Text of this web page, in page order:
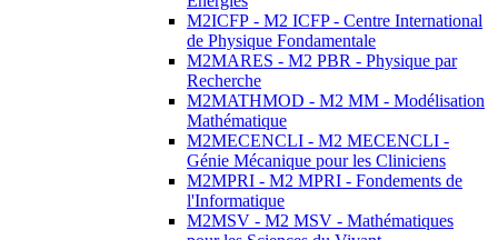
M2ICFP - M2 ICFP - Centre International
de Physique Fondamentale
M2MARES - M2 PBR - Physique par
Recherche
M2MATHMOD - M2 MM - Modélisation
Mathématique
M2MECENCLI - M2 MECENCLI -
Génie Mécanique pour les Cliniciens
M2MPRI - M2 MPRI - Fondements de
l'Informatique
M2MSV - M2 MSV - Mathématiques